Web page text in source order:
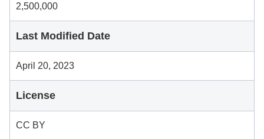
2,500,000
Last Modified Date
April 20, 2023
License
CC BY